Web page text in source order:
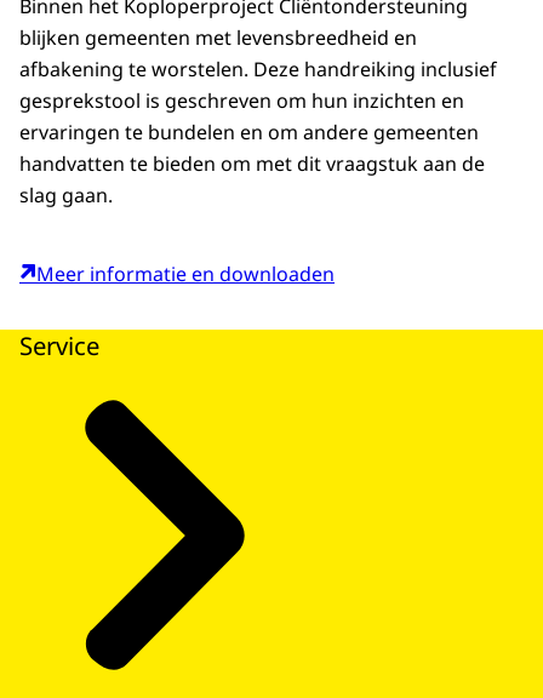
Binnen het Koploperproject Cliëntondersteuning
blijken gemeenten met levensbreedheid en
afbakening te worstelen. Deze handreiking inclusief
gesprekstool is geschreven om hun inzichten en
ervaringen te bundelen en om andere gemeenten
handvatten te bieden om met dit vraagstuk aan de
slag gaan.
Meer informatie en downloaden
Service